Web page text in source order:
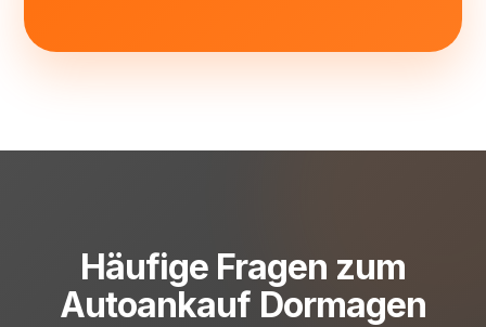
Häufige Fragen zum
Autoankauf Dormagen